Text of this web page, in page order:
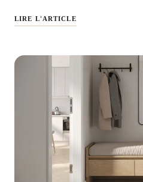
LIRE L'ARTICLE